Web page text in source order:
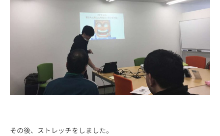
その後、ストレッチをしました。